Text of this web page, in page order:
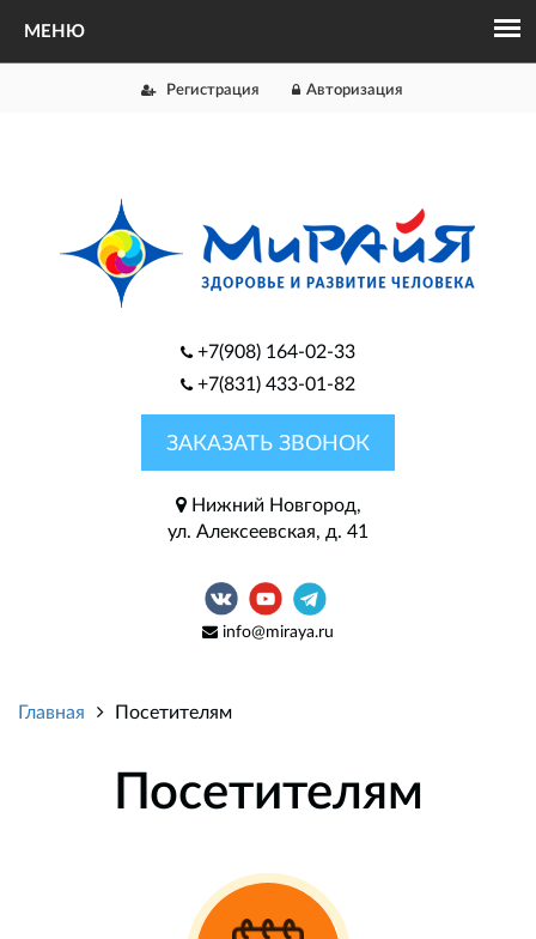
Регистрация Авторизация
+7(908) 164-02-33
+7(831) 433-01-82
ЗАКАЗАТЬ ЗВОНОК
Нижний Новгород,
ул. Алексеевская, д. 41
info@miraya.ru
Главная Посетителям
Посетителям